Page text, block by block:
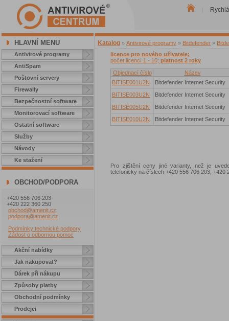
HLAVNÍ MENU
Antivirové programy
AntiSpam
Poštovní servery
Firewally
Bezpečnostní software
Monitorovací software
Ostatní software
Služby
Návody
Ke stažení
OBCHOD/PODPORA
+420 556 706 203
+420 222 360 250
obchod@amenit.cz
podpora@amenit.cz
Podmínky technické podpory
Žádost o odbornou pomoc
Akční nabídky
Jak nakupovat?
Dárek při nákupu
Způsoby platby
Obchodní podmínky
Prodejci
Katalog » Antivirové programy » Bitdefender »
licence pro nového uživatele;
počet licencí 1 - 10; platnost 2 roky
Objednací číslo
Název
BITISE001U2N
Bitdefender Internet Security
BITISE003U2N
Bitdefender Internet Security
BITISE005U2N
Bitdefender Internet Security
BITISE010U2N
Bitdefender Internet Security
Pro zjištění ceny jiné varianty, než je
telefonicky na číslech +420 556 706 203, +420